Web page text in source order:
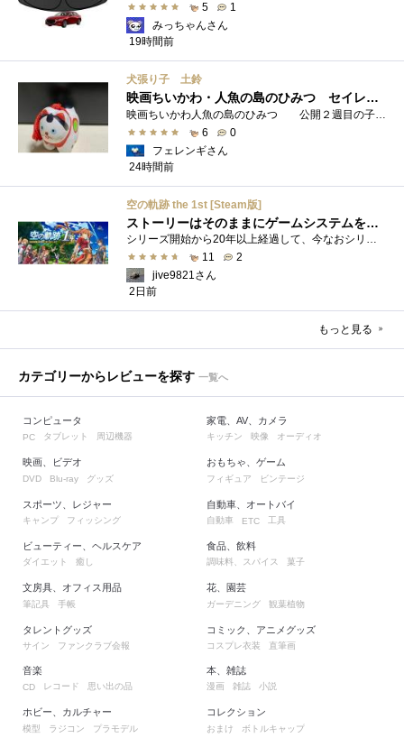
5
1
みっちゃんさん
19時間前
犬張り子 土鈴
映画ちいかわ・人魚の島のひみつ セイレーンのモデルは犬だった？
映画ちいかわ人魚の島のひみつ 公開２週目の子どもさんの来場が制限されているレイトショーでも満席でしたし新たにボンドロシールの来場�...
6
0
フェレンギさん
24時間前
空の軌跡 the 1st [Steam版]
ストーリーはそのままにゲームシステムを現代化
シリーズ開始から20年以上経過して、今なおシリーズの完結が見えてこない日本ファルコムのストーリーRPG、「英雄伝説軌跡シリーズ」。シリーズ...
11
2
jive9821さん
2日前
もっと見る
カテゴリーからレビューを探す 一覧へ
コンピュータ
PC タブレット 周辺機器
映画、ビデオ
DVD Blu-ray グッズ
スポーツ、レジャー
キャンプ フィッシング
ビューティー、ヘルスケア
ダイエット 癒し
文房具、オフィス用品
筆記具 手帳
タレントグッズ
サイン ファンクラブ会報
家電、AV、カメラ
キッチン 映像 オーディオ
おもちゃ、ゲーム
フィギュア ビンテージ
自動車、オートバイ
自動車 ETC 工具
食品、飲料
調味料、スパイス 菓子
花、園芸
ガーデニング 観葉植物
コミック、アニメグッズ
コスプレ衣装 直筆画
音楽
CD レコード 思い出の品
ホビー、カルチャー
模型 ラジコン プラモデル
本、雑誌
漫画 雑誌 小説
コレクション
おまけ ボトルキャップ